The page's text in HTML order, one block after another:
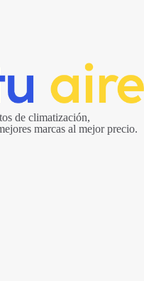
de climatización,
marcas al mejor precio.